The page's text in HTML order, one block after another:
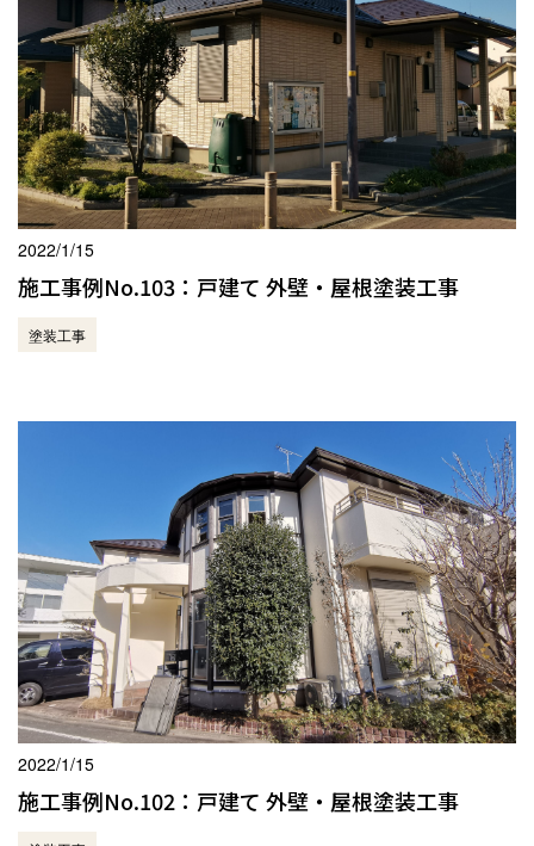
2022/1/15
施工事例No.103：戸建て 外壁・屋根塗装工事
塗装工事
2022/1/15
施工事例No.102：戸建て 外壁・屋根塗装工事